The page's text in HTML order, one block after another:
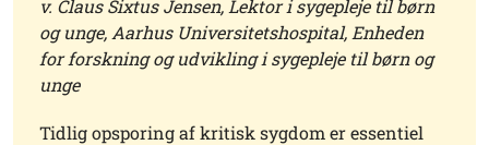
v. Claus Sixtus Jensen, Lektor i sygepleje til børn
og unge, Aarhus Universitetshospital, Enheden
for forskning og udvikling i sygepleje til børn og
unge
Tidlig opsporing af kritisk sygdom er essentiel